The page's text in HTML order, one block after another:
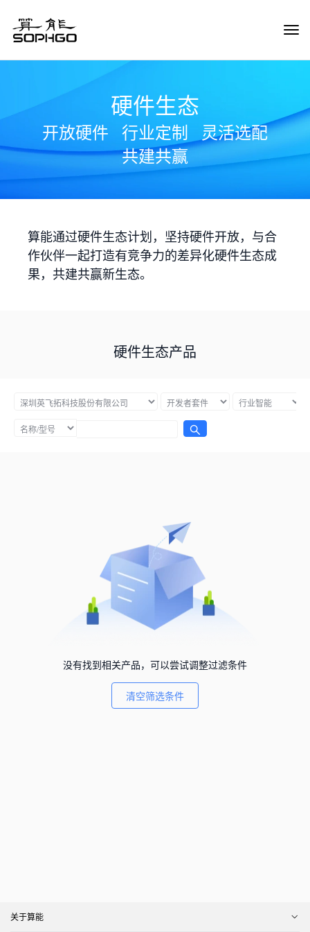
硬件生态
开放硬件 行业定制
灵活选配
共建共赢
算能通过硬件生态计划，坚持硬件开放，与合
作伙伴一起打造有竞争力的差异化硬件生态成
果，共建共赢新生态。
硬件生态产品
没有找到相关产品，可以尝试调整过滤条件
清空筛选条件
关于算能